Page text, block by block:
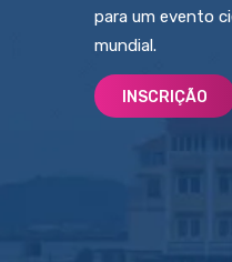
para um evento
mundial.
INSCRIÇÃO